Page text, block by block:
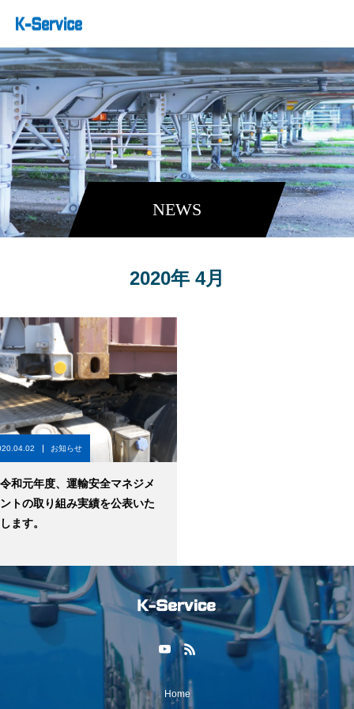
NEWS
2020年 4月
お知らせ
令和元年度、運輸安全マネジメ
ントの取り組み実績を公表いた
します。
Home